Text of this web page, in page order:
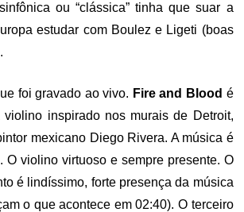
ou “clássica” tinha que suar a
estudar com Boulez e Ligeti (boas
foi gravado ao vivo. Fire and Blood é
violino inspirado nos murais de Detroit,
mexicano Diego Rivera. A música é
O violino virtuoso e sempre presente. O
é lindíssimo, forte presença da música
o que acontece em 02:40). O terceiro